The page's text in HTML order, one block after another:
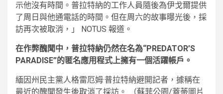
示他沒有時間。普拉特納的工作人員隨後為伊戈爾提供
了周日與他通電話的時間。但在周六的故事曝光後，採
訪再次被取消，」 NOTUS 報道。
在作弊醜聞中，普拉特納仍然在名為“PREDATOR’S
PARADISE”的匿名應用程式上擁有一個活躍帳戶。
緬因州民主黨人格雷厄姆·普拉特納避開記者，據稱在
最近的醜聞發生後取消了採訪。
（蘇菲公園/蓋蒂圖片